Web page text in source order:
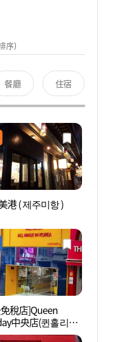
序)
餐廳 住宿
港 ( 제주미항 )
稅店]Queen
中央店(퀸홀리데
점)